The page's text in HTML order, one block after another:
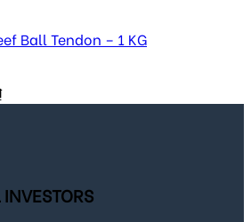
Ball Tendon – 1 KG